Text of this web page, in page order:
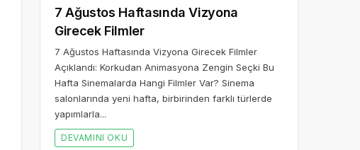
7 Ağustos Haftasında Vizyona
Girecek Filmler
7 Ağustos Haftasında Vizyona Girecek Filmler
Açıklandı: Korkudan Animasyona Zengin Seçki Bu
Hafta Sinemalarda Hangi Filmler Var? Sinema
salonlarında yeni hafta, birbirinden farklı türlerde
yapımlarla...
DEVAMINI OKU